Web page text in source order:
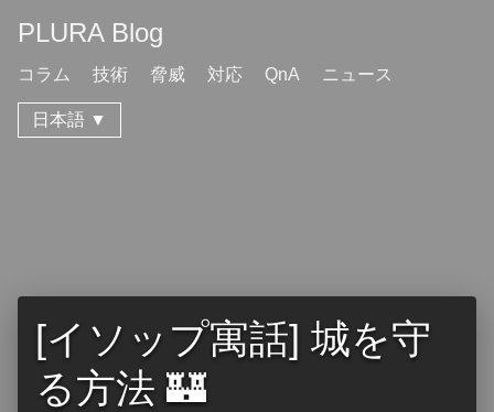
PLURA Blog
コラム 技術 脅威 対応 QnA ニュース
日本語 ▼
[イソップ寓話] 城を守
る方法 🏰